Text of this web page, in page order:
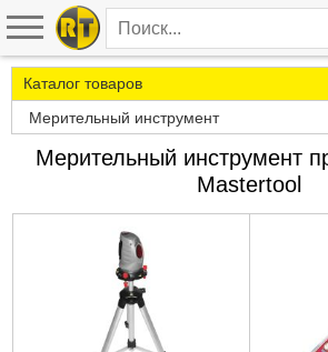
Каталог товаров
Мерительный инструмент
Мерительный инструмент
Mastertool